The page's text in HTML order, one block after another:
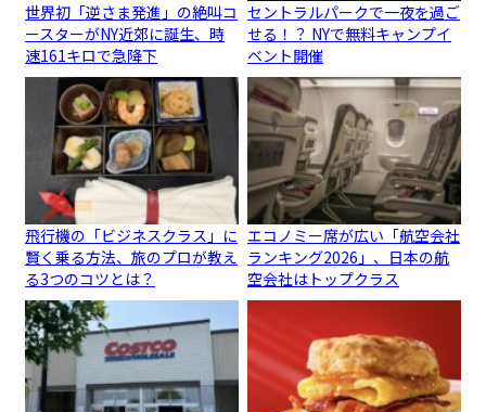
世界初「逆さま発進」の絶叫コ
ースターがNY近郊に誕生、時
速161キロで急降下
セントラルパークで一夜を過ご
せる！？ NYで無料キャンプイ
ベント開催
飛行機の「ビジネスクラス」に
賢く乗る方法、旅のプロが教え
る3つのコツとは？
エコノミー席が広い「航空会社
ランキング2026」、日本の航
空会社はトップクラス